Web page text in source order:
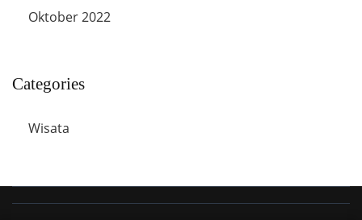
Oktober 2022
Categories
Wisata